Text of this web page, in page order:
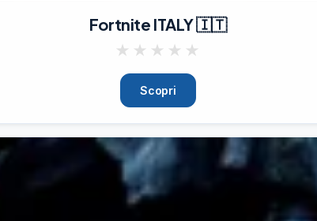
Fortnite ITALY 🇮🇹
★ ★ ★ ★ ★
Scopri